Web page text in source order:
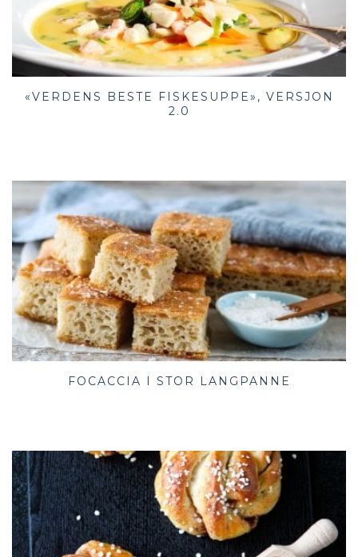
«VERDENS BESTE FISKESUPPE», VERSJON
2.0
FOCACCIA I STOR LANGPANNE